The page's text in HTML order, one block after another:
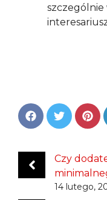
Share
on
Share
on
on
Czy
14 lutego,